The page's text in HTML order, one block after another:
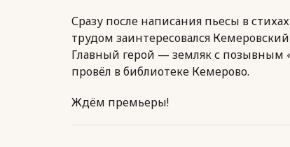
Сразу после написания пьесы в
трудом заинтересовался
Главный герой — земляк с позывным
провёл в библиотеке Кемерово.
Ждём премьеры!